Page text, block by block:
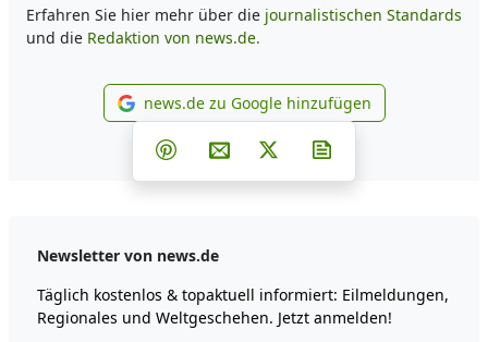
Erfahren Sie hier mehr über die journalistischen Standards
und die Redaktion von news.de.
news.de zu Google
news.de zu Google hinzufügen
Teilen auf Facebook
Teilen auf Whatsapp
Teilen auf Telegram
Teilen auf Pinterest
Per E-Mail teilen
Post auf X
Newsletter von news.de
Täglich kostenlos & topaktuell informiert: Eilmeldungen,
Regionales und Weltgeschehen. Jetzt anmelden!